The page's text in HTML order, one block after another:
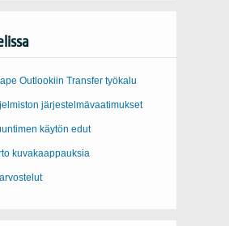
Outlookiin Transfer työkalu
järjestelmävaatimukset
käytön edut
kuvakaappauksia